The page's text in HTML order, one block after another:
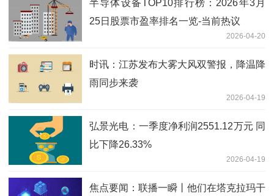
半导体设备TOP10排行榜：2026年3月
25日股票市盈率排名一览-当前热议
2026-04-20
时讯：江苏发布大雾大风双警报，降温降
雨同步来袭
2026-04-19
弘景光电：一季度净利润2551.12万元 同
比下降26.33%
2026-04-19
焦点要闻：联播一瞬丨他们在塔克拉玛干